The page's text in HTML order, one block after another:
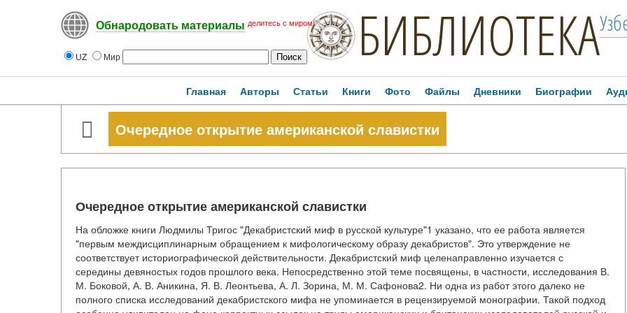
Обнародовать материалы делитесь с миром!
UZ Мир БИБЛИОТЕКА
Главная Авторы Статьи Книги Фото Файлы Дневники Биографии
Очередное открытие американской славистки
Очередное открытие американской славистки
На обложке книги Людмилы Тригос "Декабристский миф в русской культуре"1 указано, что ее работа является
"первым междисциплинарным обращением к мифологическому образу декабристов". Это утверждение не
соответствует историографической действительности. Декабристский миф целенаправленно изучается с
середины девяностых годов прошлого века. Непосредственно этой теме посвящены, в частности, исследования В.
М. Боковой, А. В. Аникина, Я. В. Леонтьева, А. Л. Зорина, М. М. Сафонова2. Ни одна из работ этого далеко не
полного списка исследований декабристского мифа не упоминается в рецензируемой монографии. Такой подход